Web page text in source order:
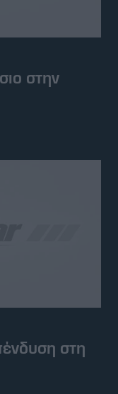
στην
στη